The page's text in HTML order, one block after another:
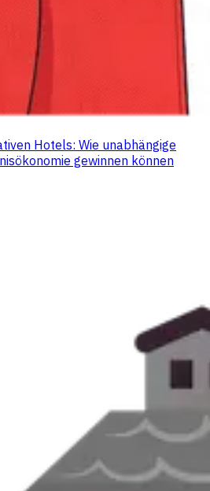
Hotels: Wie unabhängige
gewinnen können